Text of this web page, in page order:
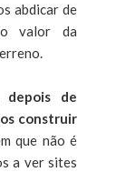
abdicar de
valor da
depois de
construir
que não é
a ver sites